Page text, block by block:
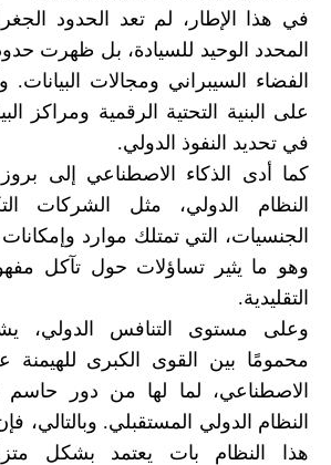
في هذا الإطار، لم تعد الحدود
المحدد الوحيد للسيادة، بل ظهرت
الفضاء السيبراني ومجالات
على البنية التحتية الرقمية ومراكز
في تحديد النفوذ الدولي.
كما أدى الذكاء الاصطناعي إلى
النظام الدولي، مثل الشركات
الجنسيات، التي تمتلك موارد
وهو ما يثير تساؤلات حول تآكل
التقليدية.
وعلى مستوى التنافس الدولي،
محمومًا بين القوى الكبرى للهيمنة
الاصطناعي، لما لها من دور
النظام الدولي المستقبلي. وبالتالي،
هذا النظام بات يعتمد بشكل